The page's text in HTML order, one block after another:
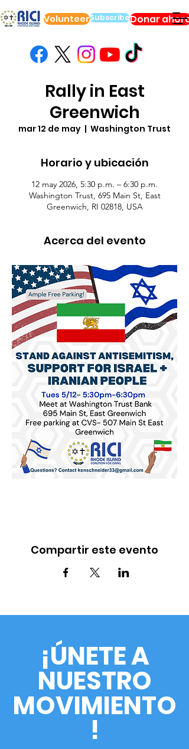
VolunteerSubscribeDonar ahora
Rally in East
Greenwich
mar 12 de may
  |
Washington Trust
Horario y ubicación
12 may 2026, 5:30 p.m. – 6:30 p.m.
Washington Trust, 695 Main St, East
Greenwich, RI 02818, USA
Acerca del evento
Compartir este evento
¡ÚNETE A
NUESTRO
MOVIMIENTO
!